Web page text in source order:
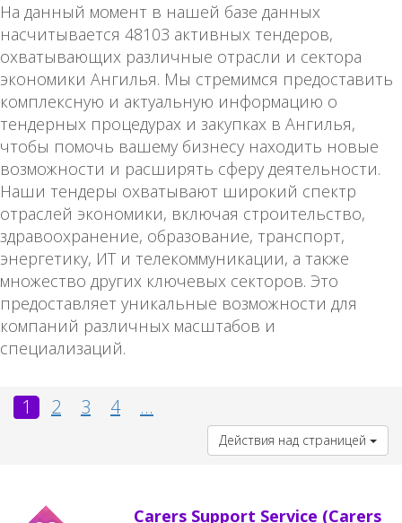
На данный момент в нашей базе данных
насчитывается 48103 активных тендеров,
охватывающих различные отрасли и сектора
экономики Ангилья. Мы стремимся предоставить
комплексную и актуальную информацию о
тендерных процедурах и закупках в Ангилья,
чтобы помочь вашему бизнесу находить новые
возможности и расширять сферу деятельности.
Наши тендеры охватывают широкий спектр
отраслей экономики, включая строительство,
здравоохранение, образование, транспорт,
энергетику, ИТ и телекоммуникации, а также
множество других ключевых секторов. Это
предоставляет уникальные возможности для
компаний различных масштабов и
специализаций.
1 2 3 4 ...
Действия над страницей
Carers Support Service (Carers